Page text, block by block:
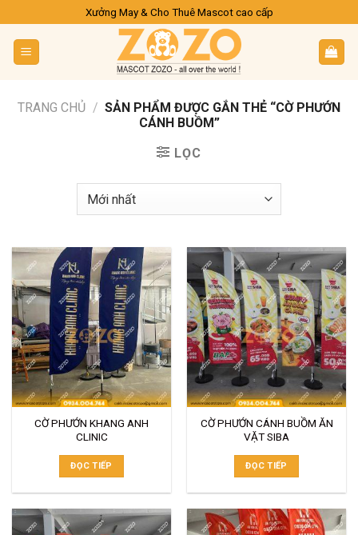
content
Xưởng May & Cho Thuê Mascot cao cấp
TRANG CHỦ / SẢN PHẨM ĐƯỢC GẮN THẺ “CỜ PHƯỚN
CÁNH BUỒM”
LỌC
CỜ PHƯỚN KHANG ANH
CLINIC
ĐỌC TIẾP
CỜ PHƯỚN CÁNH BUỒM ĂN
VẶT SIBA
ĐỌC TIẾP